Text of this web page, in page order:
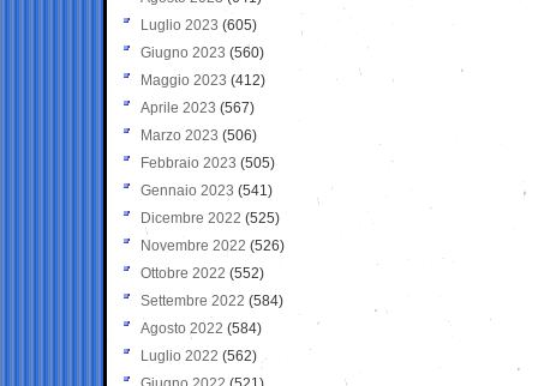
Luglio 2023 (605)
Giugno 2023 (560)
Maggio 2023 (412)
Aprile 2023 (567)
Marzo 2023 (506)
Febbraio 2023 (505)
Gennaio 2023 (541)
Dicembre 2022 (525)
Novembre 2022 (526)
Ottobre 2022 (552)
Settembre 2022 (584)
Agosto 2022 (584)
Luglio 2022 (562)